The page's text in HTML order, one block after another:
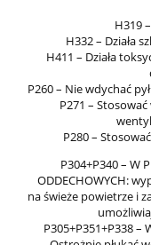
H319
H332 – Działa
H411 – Działa
P260 – Nie wdychać
P271 –
P280 –
P304+P340 – W
ODDECHOWYCH:
na świeże powietrze i
P305+P351+P338 –